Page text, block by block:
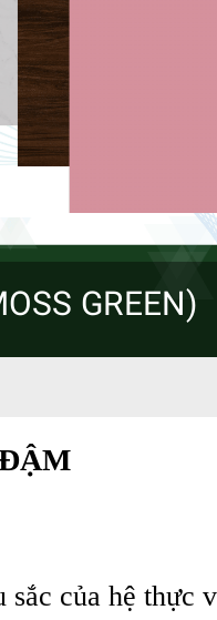
GREEN)
của hệ thực